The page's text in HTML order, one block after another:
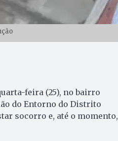
feira (25), no bairro
do Entorno do Distrito
socorro e, até o momento,